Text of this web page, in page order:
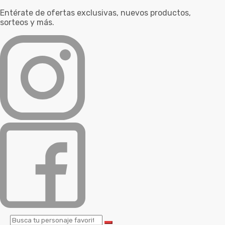
Entérate de ofertas exclusivas, nuevos productos,
sorteos y más.